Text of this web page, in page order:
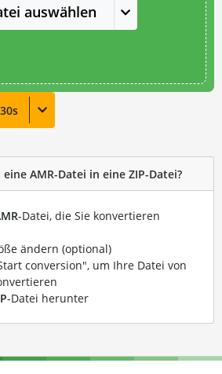
auswählen
30s
AMR-Datei in eine ZIP-Datei?
-Datei, die Sie konvertieren
ändern (optional)
conversion", um Ihre Datei von
-Datei herunter